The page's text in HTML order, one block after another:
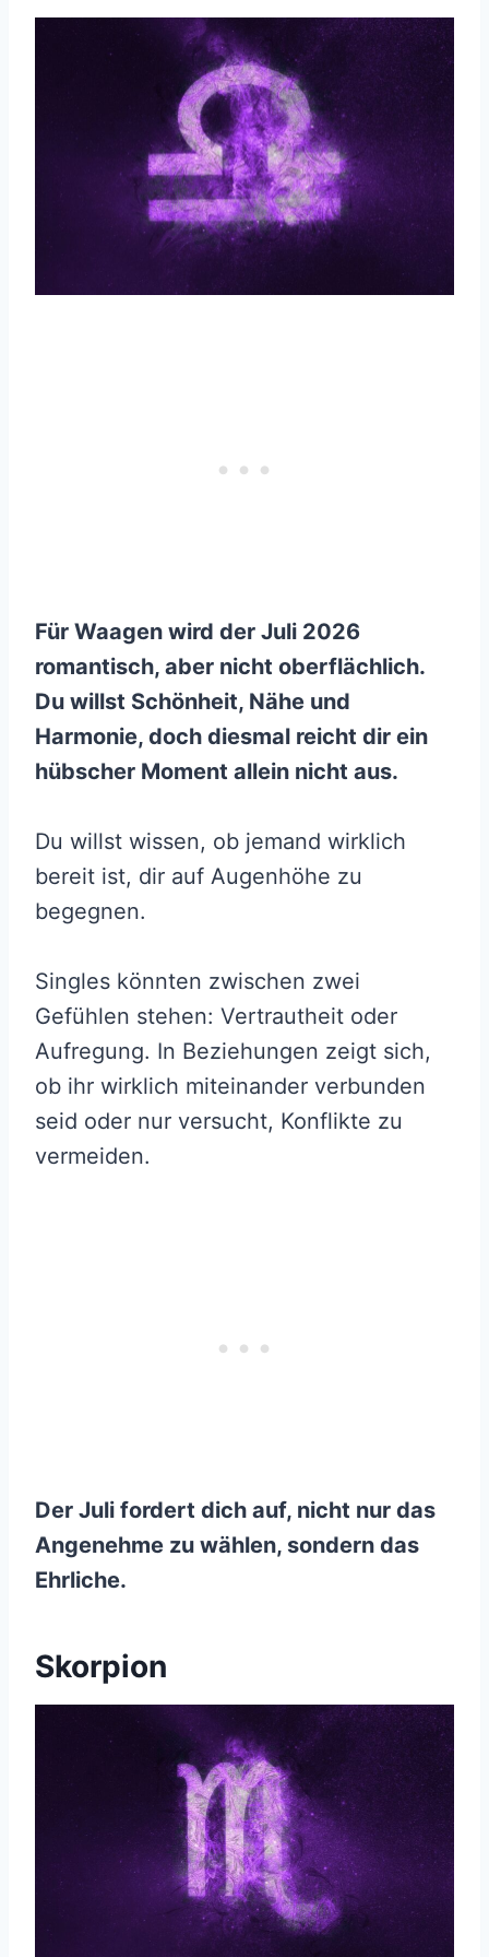
Für Waagen wird der Juli 2026
romantisch, aber nicht oberflächlich.
Du willst Schönheit, Nähe und
Harmonie, doch diesmal reicht dir ein
hübscher Moment allein nicht aus.
Du willst wissen, ob jemand wirklich
bereit ist, dir auf Augenhöhe zu
begegnen.
Singles könnten zwischen zwei
Gefühlen stehen: Vertrautheit oder
Aufregung. In Beziehungen zeigt sich,
ob ihr wirklich miteinander verbunden
seid oder nur versucht, Konflikte zu
vermeiden.
Der Juli fordert dich auf, nicht nur das
Angenehme zu wählen, sondern das
Ehrliche.
Skorpion